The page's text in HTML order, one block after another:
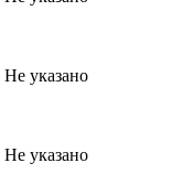
Не указано
Не указано